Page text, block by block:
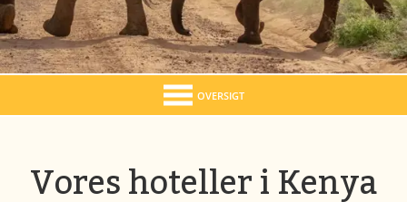
OVERSIGT
Vores hoteller i Kenya